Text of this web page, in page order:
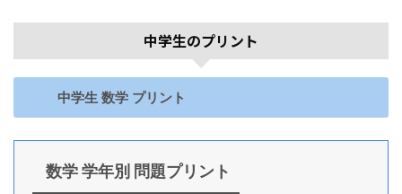
中学生のプリント
中学生 数学 プリント
数学 学年別 問題プリント